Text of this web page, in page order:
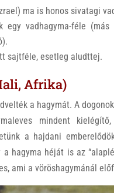
ma is honos sivatagi
egy vadhagyma-féle
sajtféle, esetleg aludttej.
Afrika)
a hagymát. A
mindent
a hajdani
hagyma héját is az
ami a vöröshagymánál